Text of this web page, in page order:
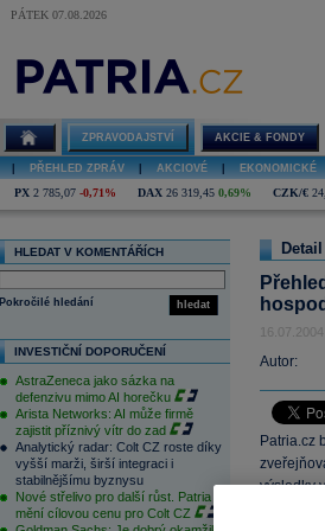
PÁTEK 07.08.2026
ZPRAVODAJSTVÍ AKCIE & FONDY
PŘEHLED ZPRÁV AKCIOVÉ EKONOMICKÉ
PX 2 785,07 -0,71% DAX 26 319,45 0,69% CZK/€
HLEDAT V KOMENTÁŘÍCH
hledat
Pokročilé hledání
INVESTIČNÍ DOPORUČENÍ
AstraZeneca jako sázka na
defenzivu mimo AI horečku
Arista Networks: AI může firmě
zajistit příznivý vítr do zad
Analytický radar: Colt CZ roste díky
vyšší marži, širší integraci i
stabilnějšímu byznysu
Nové střelivo pro další růst. Patria
mění cílovou cenu pro Colt CZ
Autor:
Patria.cz
výsledky